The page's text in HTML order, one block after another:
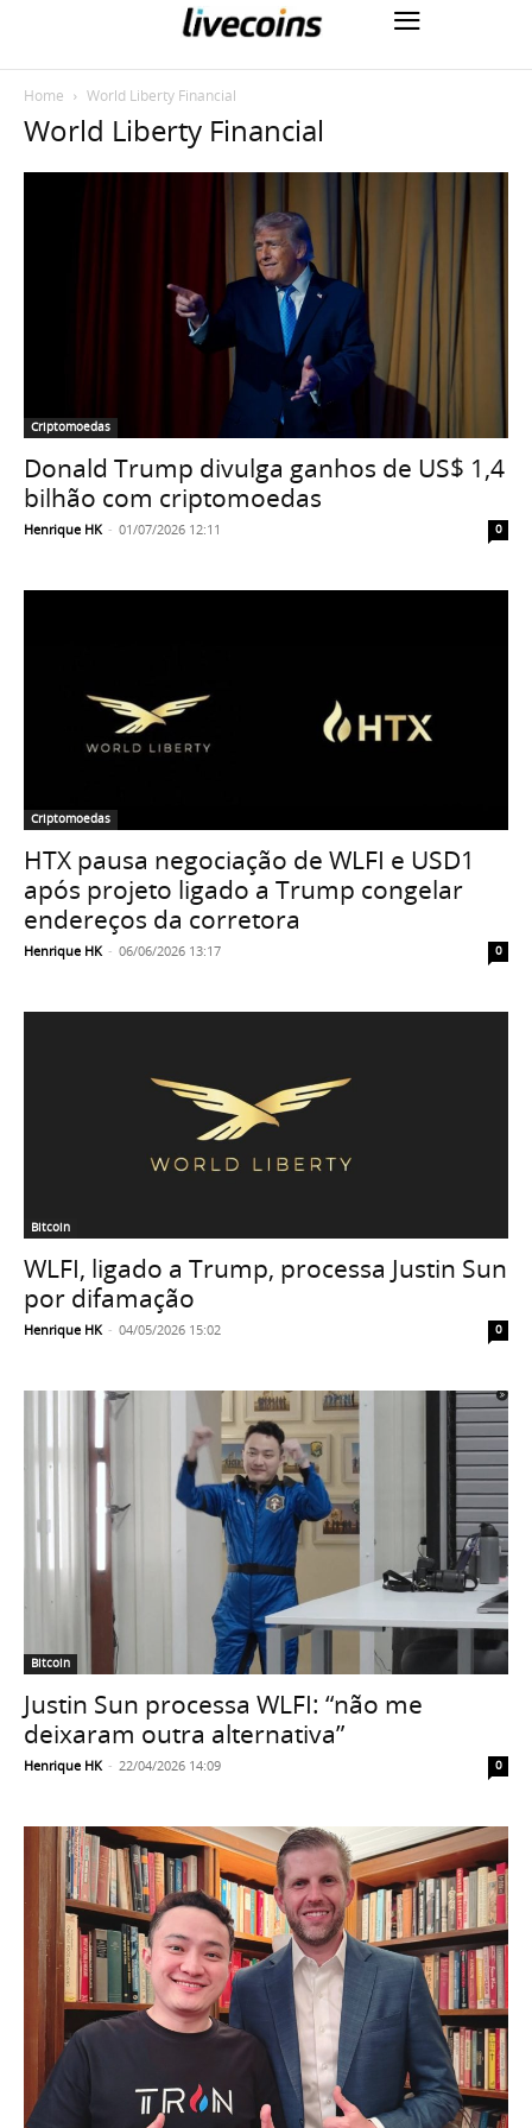
Home World Liberty Financial
World Liberty Financial
Criptomoedas
Donald Trump divulga ganhos de US$ 1,4
bilhão com criptomoedas
Henrique HK - 01/07/2026 12:11 0
Criptomoedas
HTX pausa negociação de WLFI e USD1
após projeto ligado a Trump congelar
endereços da corretora
Henrique HK - 06/06/2026 13:17 0
Bitcoin
WLFI, ligado a Trump, processa Justin Sun
por difamação
Henrique HK - 04/05/2026 15:02 0
Bitcoin
Justin Sun processa WLFI: “não me
deixaram outra alternativa”
Henrique HK - 22/04/2026 14:09 0